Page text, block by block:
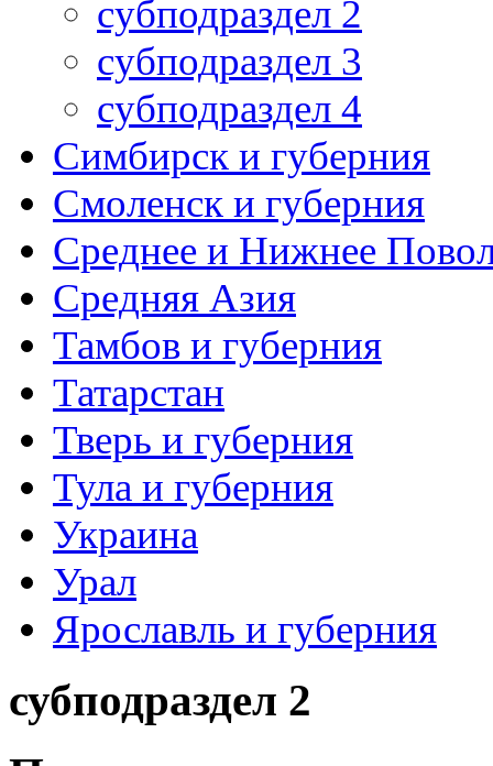
субподраздел 2
субподраздел 3
субподраздел 4
Симбирск и губерния
Смоленск и губерния
Среднее и Нижнее
Средняя Азия
Тамбов и губерния
Татарстан
Тверь и губерния
Тула и губерния
Украина
Урал
Ярославль и губерния
субподраздел 2